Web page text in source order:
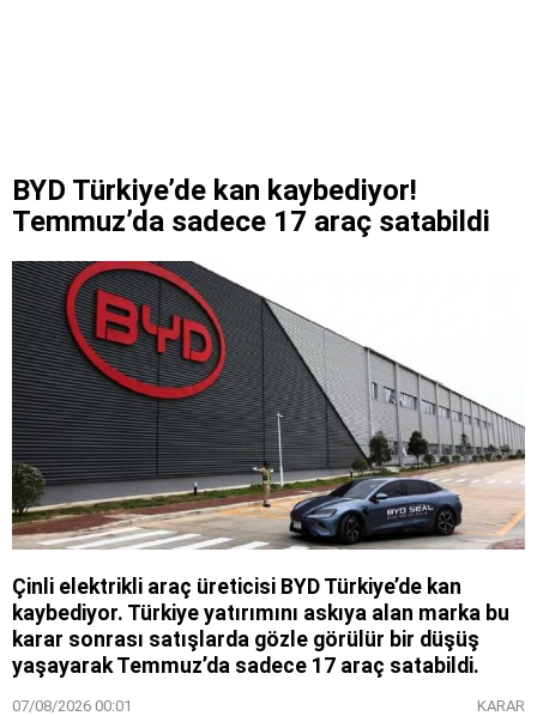
BYD Türkiye’de kan kaybediyor!
Temmuz’da sadece 17 araç satabildi
Çinli elektrikli araç üreticisi BYD Türkiye’de kan
kaybediyor. Türkiye yatırımını askıya alan marka bu
karar sonrası satışlarda gözle görülür bir düşüş
yaşayarak Temmuz’da sadece 17 araç satabildi.
07/08/2026 00:01 KARAR